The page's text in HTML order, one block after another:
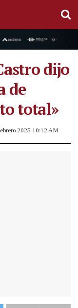
dijo
de
total»
2025 10:12 AM